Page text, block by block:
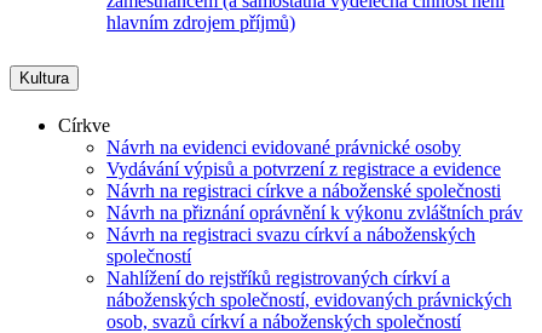
hlavním zdrojem příjmů)
Kultura
Církve
Návrh na evidenci evidované právnické osoby
Vydávání výpisů a potvrzení z registrace a evidence
Návrh na registraci církve a náboženské společnosti
Návrh na přiznání oprávnění k výkonu zvláštních práv
Návrh na registraci svazu církví a náboženských
společností
Nahlížení do rejstříků registrovaných církví a
náboženských společností, evidovaných právnických
osob, svazů církví a náboženských společností